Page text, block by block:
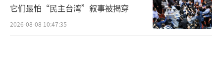
它们最怕“民主台湾”叙事被揭穿
2026-08-08 10:47:35